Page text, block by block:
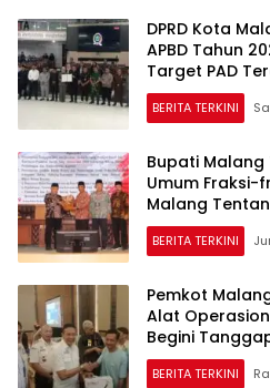
DPRD Kota
APBD Tahun
Target PAD
BERITA TERKINI
Bupati
Umum Fraksi-
Malang
BERITA TERKINI
Pemkot
Alat
Begini
BERITA TERKINI